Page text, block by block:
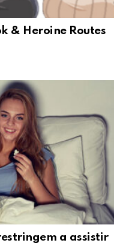
& Heroine Routes
a assistir